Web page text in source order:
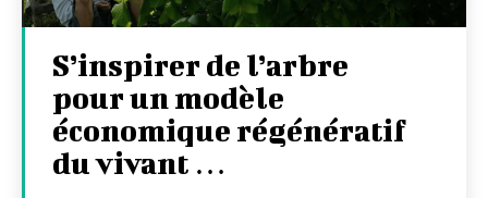
S’inspirer de l’arbre
pour un modèle
économique régénératif
du vivant …